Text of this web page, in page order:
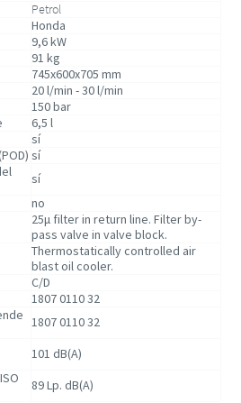
Petrol
Honda
9,6 kW
91 kg
745x600x705 mm
20 l/min - 30 l/min
150 bar
6,5 l
sí
sí
sí
no
25μ filter in return line. Filter by-
pass valve in valve block.
Thermostatically controlled air
blast oil cooler.
C/D
1807 0110 32
1807 0110 32
101 dB(A)
89 Lp. dB(A)